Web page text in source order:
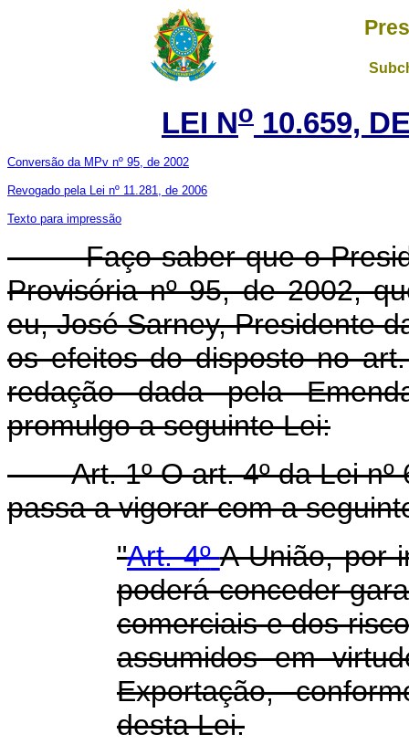
LEI No 10.659,
Conversão da MPv nº 95, de 2002
Revogado pela Lei nº 11.281, de 2006
Texto para impressão
Faço saber que o
Provisória nº 95, de 2002,
eu, José Sarney, Presidente
os efeitos do disposto no
redação dada pela
promulgo a seguinte Lei:
Art. 1ºO art. 4ºda Lei nº
passa a vigorar com a
"Art. 4º A União, por
poderá conceder
comerciais e dos
assumidos em
Exportação,
desta Lei.